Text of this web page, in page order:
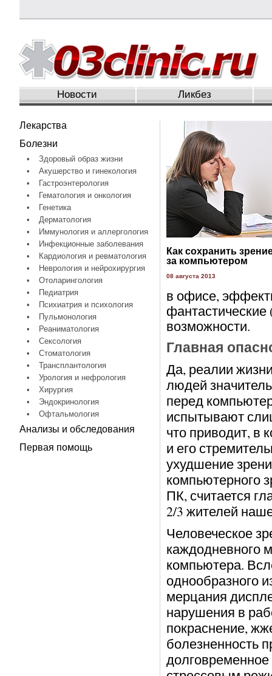
Новости Ликбез
Лекарства
Болезни
•
Здоровый образ жизни
•
Акушерство и гинекология
•
Гастроэнтерология
•
Гематология и онкология
•
Генетика
•
Дерматология
•
Иммунология и аллергология
•
Инфекционные заболевания
•
Кардиология и ревматология
•
Неврология и нейрохирургия
•
Отоларингология
•
Педиатрия
•
Психиатрия и психология
•
Пульмонология
•
Реаниматология
•
Сексология
•
Стоматология
•
Трансплантология
•
Урология и нефрология
•
Хирургия
•
Эндокринология
•
Офтальмология
Анализы и обследования
Первая помощь
Как сохранить
за компьютером
08 августа 2013
в офисе,
фантастические
возможности.
Главная
Да, реалии
людей
перед
испытывают
что приводит, в
и его
ухудшение
компьютерного
ПК, считается
2/3 жителей
Человеческое
каждодневного
компьютера.
однообразного
мерцания
нарушения в
покраснение,
болезненность